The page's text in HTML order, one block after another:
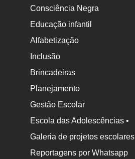
Consciência Negra
Educação infantil
Alfabetização
Inclusão
Brincadeiras
Planejamento
Gestão Escolar
Escola das Adolescências •
Galeria de projetos escolares
Reportagens por Whatsapp